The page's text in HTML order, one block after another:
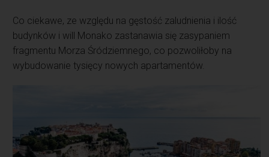
Co ciekawe, ze względu na gęstość zaludnienia i ilość
budynków i will Monako zastanawia się zasypaniem
fragmentu Morza Śródziemnego, co pozwoliłoby na
wybudowanie tysięcy nowych apartamentów.